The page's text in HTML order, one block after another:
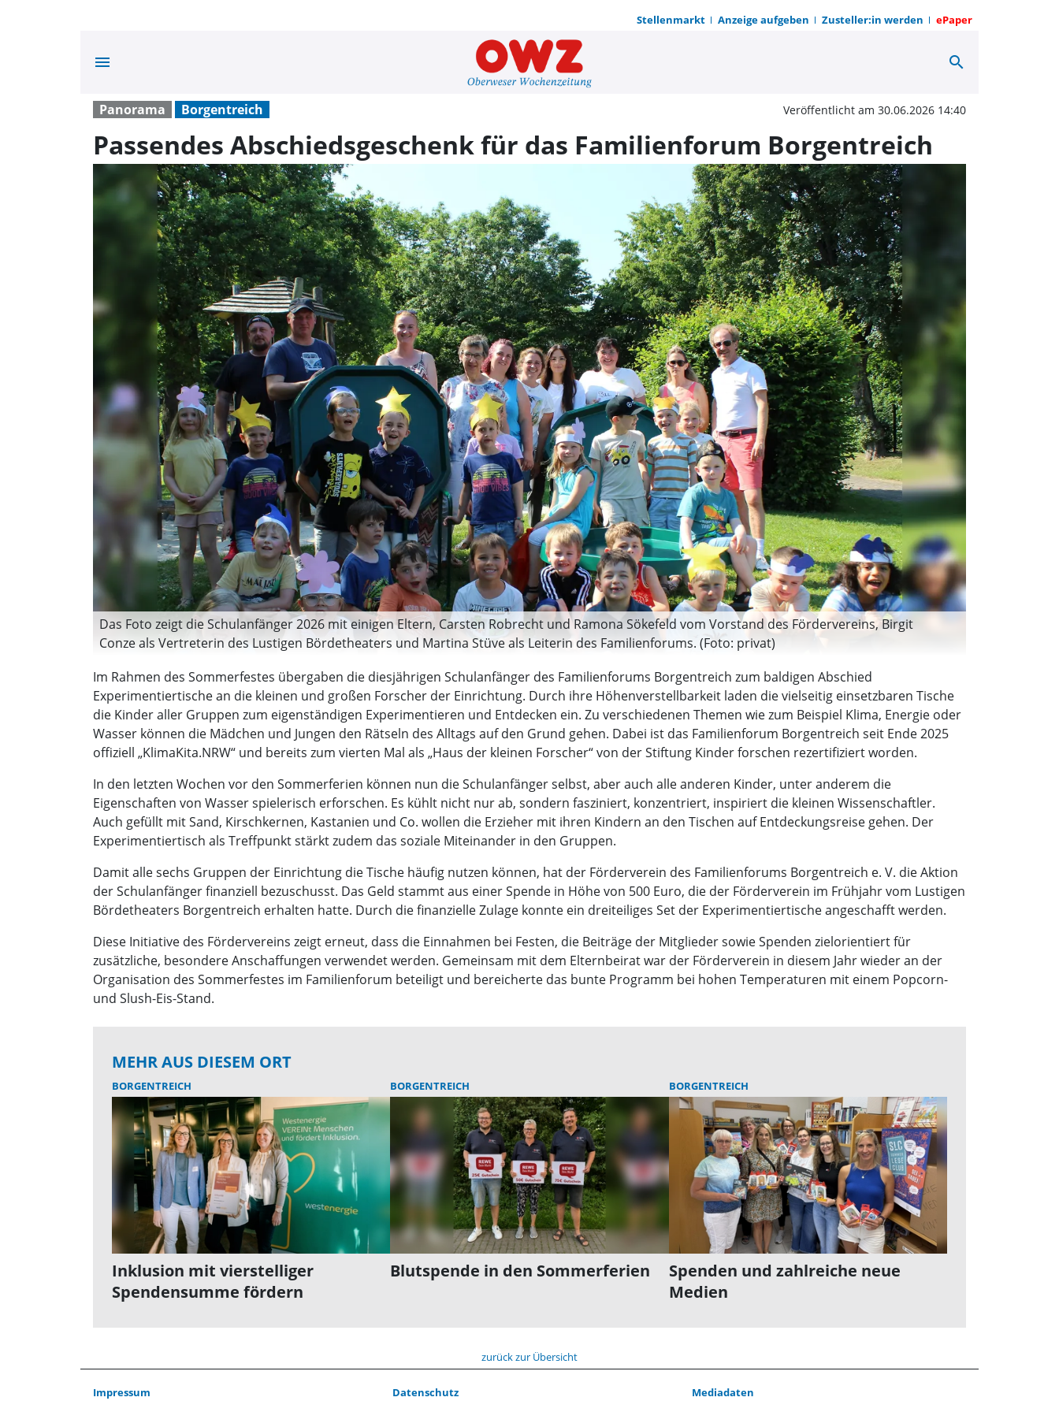
Stellenmarkt Anzeige aufgeben Zusteller:in werden ePaper
menu Passendes Abschiedsgeschenk für
search
Panorama Borgentreich Veröffentlicht am 30.06.2026 14:40
Passendes Abschiedsgeschenk für das Familienforum Borgentreich
Das Foto zeigt die Schulanfänger 2026 mit einigen Eltern, Carsten Robrecht und Ramona Sökefeld vom Vorstand des Fördervereins, Birgit
Conze als Vertreterin des Lustigen Bördetheaters und Martina Stüve als Leiterin des Familienforums. (Foto: privat)
Im Rahmen des Sommerfestes übergaben die diesjährigen Schulanfänger des Familienforums Borgentreich zum baldigen Abschied
Experimentiertische an die kleinen und großen Forscher der Einrichtung. Durch ihre Höhenverstellbarkeit laden die vielseitig einsetzbaren Tische
die Kinder aller Gruppen zum eigenständigen Experimentieren und Entdecken ein. Zu verschiedenen Themen wie zum Beispiel Klima, Energie oder
Wasser können die Mädchen und Jungen den Rätseln des Alltags auf den Grund gehen. Dabei ist das Familienforum Borgentreich seit Ende 2025
offiziell „KlimaKita.NRW“ und bereits zum vierten Mal als „Haus der kleinen Forscher“ von der Stiftung Kinder forschen rezertifiziert worden.
In den letzten Wochen vor den Sommerferien können nun die Schulanfänger selbst, aber auch alle anderen Kinder, unter anderem die
Eigenschaften von Wasser spielerisch erforschen. Es kühlt nicht nur ab, sondern fasziniert, konzentriert, inspiriert die kleinen Wissenschaftler.
Auch gefüllt mit Sand, Kirschkernen, Kastanien und Co. wollen die Erzieher mit ihren Kindern an den Tischen auf Entdeckungsreise gehen. Der
Experimentiertisch als Treffpunkt stärkt zudem das soziale Miteinander in den Gruppen.
Damit alle sechs Gruppen der Einrichtung die Tische häufig nutzen können, hat der Förderverein des Familienforums Borgentreich e. V. die Aktion
der Schulanfänger finanziell bezuschusst. Das Geld stammt aus einer Spende in Höhe von 500 Euro, die der Förderverein im Frühjahr vom Lustigen
Bördetheaters Borgentreich erhalten hatte. Durch die finanzielle Zulage konnte ein dreiteiliges Set der Experimentiertische angeschafft werden.
Diese Initiative des Fördervereins zeigt erneut, dass die Einnahmen bei Festen, die Beiträge der Mitglieder sowie Spenden zielorientiert für
zusätzliche, besondere Anschaffungen verwendet werden. Gemeinsam mit dem Elternbeirat war der Förderverein in diesem Jahr wieder an der
Organisation des Sommerfestes im Familienforum beteiligt und bereicherte das bunte Programm bei hohen Temperaturen mit einem Popcorn-
und Slush-Eis-Stand.
MEHR AUS DIESEM ORT
BORGENTREICH
Inklusion mit vierstelliger
Spendensumme fördern
BORGENTREICH
Blutspende in den Sommerferien
BORGENTREICH
Spenden und zahlreiche neue
Medien
zurück zur Übersicht
Impressum Datenschutz Mediadaten